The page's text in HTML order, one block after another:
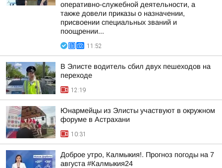
оперативно-служебной деятельности, а
также довели приказы о назначении,
присвоении специальных званий и
поощрении...
11:52
В Элисте водитель сбил двух пешеходов на
переходе
12:19
Юнармейцы из Элисты участвуют в окружном
форуме в Астрахани
10:31
Доброе утро, Калмыкия!. Прогноз погоды на 7
августа #Калмыкия24